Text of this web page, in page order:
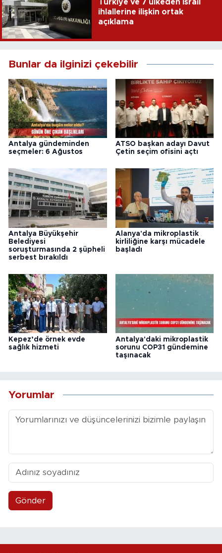
Türkiye ve 7 ülkeden İsrail
ihlallerine ilişkin ortak
açıklama
Bunlar da ilginizi çekebilir
Antalya gündeminden
seçmeler: 6 Ağustos
ATSO başkan adayı Davut
Çetin seçim ofisini açtı
Antalya Büyükşehir
Belediyesi
soruşturmasında 2 şüpheli
serbest bırakıldı
Alanya'da mikroplastik
kirliliğine karşı mücadele
başladı
Kepez’de örnek evde
sağlık hizmeti
Antalya'daki mikroplastik
sorunu COP31 gündemine
taşınacak
Yorumlar
Gönder